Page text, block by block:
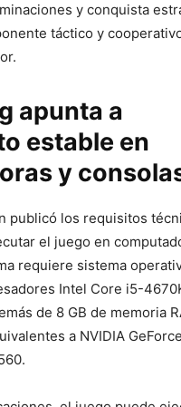
y conquista
táctico y
apunta a
estable en
y
publicó los requisitos
el juego en
requiere sistema
Intel Core i5-
de 8 GB de memoria
a NVIDIA